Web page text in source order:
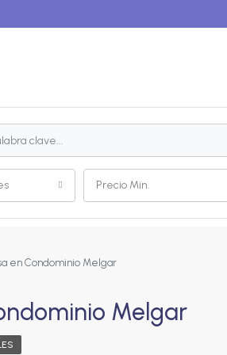
Precio Min.
en Condominio Melgar
Melgar